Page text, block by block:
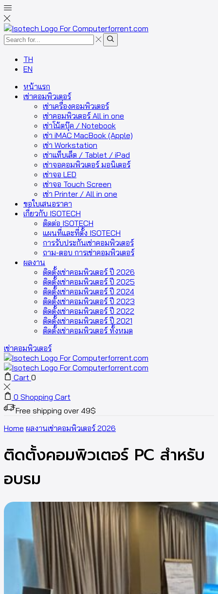
Search
Search
TH
EN
หน้าแรก
เช่าคอมพิวเตอร์
เช่าเครื่องคอมพิวเตอร์
เช่าคอมพิวเตอร์ All in one
เช่าโน้ตบุ๊ค / Notebook
เช่า iMAC MacBook (Apple)
เช่า Workstation
เช่าแท็บเล็ต / Tablet / iPad
เช่าจอคอมพิวเตอร์ มอนิเตอร์
เช่าจอ LED
เช่าจอ Touch Screen
เช่า Printer / All in one
ขอใบเสนอราคา
เกี่ยวกับ ISOTECH
ติดต่อ ISOTECH
แผนที่และที่ตั้ง ISOTECH
การรับประกันเช่าคอมพิวเตอร์
ถาม-ตอบ การเช่าคอมพิวเตอร์
ผลงาน
ติดตั้งเช่าคอมพิวเตอร์ ปี 2026
ติดตั้งเช่าคอมพิวเตอร์ ปี 2025
ติดตั้งเช่าคอมพิวเตอร์ ปี 2024
ติดตั้งเช่าคอมพิวเตอร์ ปี 2023
ติดตั้งเช่าคอมพิวเตอร์ ปี 2022
ติดตั้งเช่าคอมพิวเตอร์ ปี 2021
ติดตั้งเช่าคอมพิวเตอร์ ทั้งหมด
เช่าคอมพิวเตอร์
Cart 0
0 Shopping Cart
Free shipping over 49$
Home ผลงานเช่าคอมพิวเตอร์ 2026
ติดตั้งคอมพิวเตอร์ PC สำหรับ
อบรม